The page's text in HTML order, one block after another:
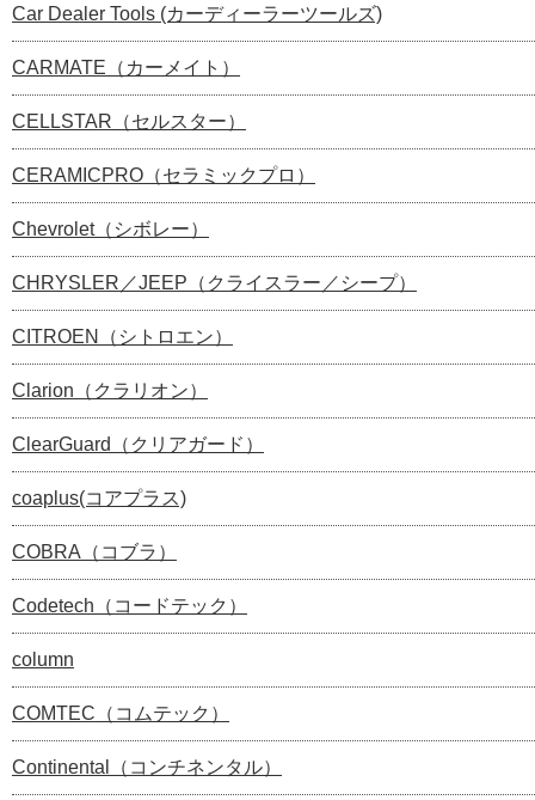
Car Dealer Tools (カーディーラーツールズ)
CARMATE（カーメイト）
CELLSTAR（セルスター）
CERAMICPRO（セラミックプロ）
Chevrolet（シボレー）
CHRYSLER／JEEP（クライスラー／シープ）
CITROEN（シトロエン）
Clarion（クラリオン）
ClearGuard（クリアガード）
coaplus(コアプラス)
COBRA（コブラ）
Codetech（コードテック）
column
COMTEC（コムテック）
Continental（コンチネンタル）